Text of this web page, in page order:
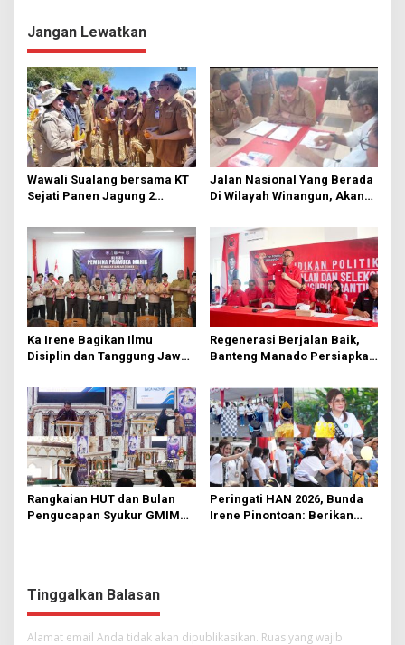
g
a
s
i
p
o
s
Jangan Lewatkan
Wawali Sualang bersama KT
Sejati Panen Jagung 2
Jalan Nasional Yang Berada
Di Wilayah Winangun, Akan
Ka Irene Bagikan Ilmu
Disiplin dan Tanggung Jawab
Manado
Regenerasi Berjalan Baik,
Banteng Manado Persiapkan
Rumput
Rangkaian HUT dan Bulan
Pengucapan Syukur GMIM
Peringati HAN 2026, Bunda
Irene Pinontoan: Berikan
Tinggalkan Balasan
Alamat email Anda tidak akan dipublikasikan. Ruas yang wajib